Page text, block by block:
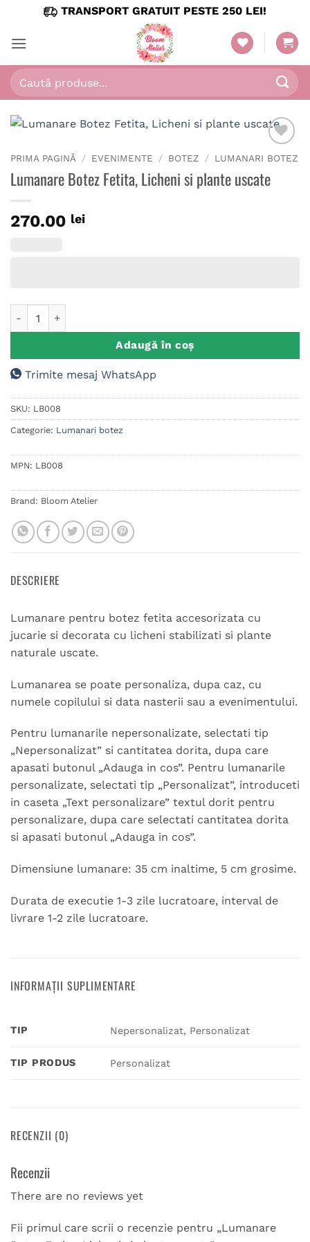
content
TRANSPORT GRATUIT PESTE 250 LEI!
Caută
după:
PRIMA PAGINĂ / EVENIMENTE / BOTEZ / LUMANARI BOTEZ
Lumanare Botez Fetita, Licheni si plante uscate
270.00 lei
Adaugă în coș
Trimite mesaj WhatsApp
SKU: LB008
Categorie: Lumanari botez
MPN: LB008
Brand: Bloom Atelier
DESCRIERE
Lumanare pentru botez fetita accesorizata cu
jucarie si decorata cu licheni stabilizati si plante
naturale uscate.
Lumanarea se poate personaliza, dupa caz, cu
numele copilului si data nasterii sau a evenimentului.
Pentru lumanarile nepersonalizate, selectati tip
„Nepersonalizat” si cantitatea dorita, dupa care
apasati butonul „Adauga in cos”. Pentru lumanarile
personalizate, selectati tip „Personalizat”, introduceti
in caseta „Text personalizare” textul dorit pentru
personalizare, dupa care selectati cantitatea dorita
si apasati butonul „Adauga in cos”.
Dimensiune lumanare: 35 cm inaltime, 5 cm grosime.
Durata de executie 1-3 zile lucratoare, interval de
livrare 1-2 zile lucratoare.
INFORMAȚII SUPLIMENTARE
TIP Nepersonalizat, Personalizat
TIP PRODUS Personalizat
RECENZII (0)
Recenzii
There are no reviews yet
Fii primul care scrii o recenzie pentru „Lumanare